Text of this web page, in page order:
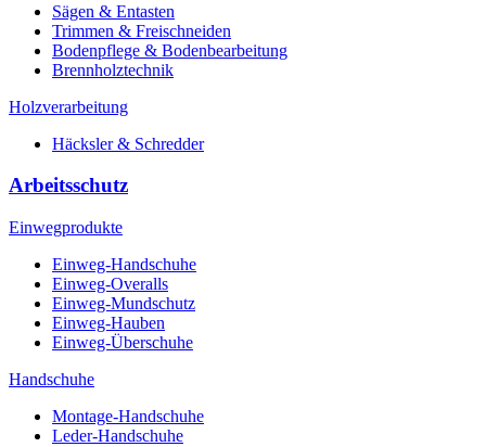
Sägen & Entasten
Trimmen & Freischneiden
Bodenpflege & Bodenbearbeitung
Brennholztechnik
Holzverarbeitung
Häcksler & Schredder
Arbeitsschutz
Einwegprodukte
Einweg-Handschuhe
Einweg-Overalls
Einweg-Mundschutz
Einweg-Hauben
Einweg-Überschuhe
Handschuhe
Montage-Handschuhe
Leder-Handschuhe